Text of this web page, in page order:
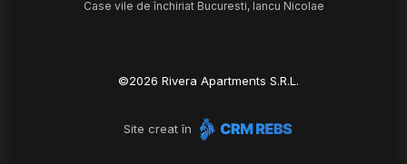
Case vile de închiriat Bucuresti, Iancu Nicolae
©2026 Rivera Apartments S.R.L.
Site creat în